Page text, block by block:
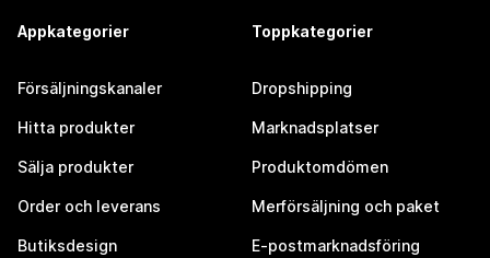
Appkategorier
Försäljningskanaler
Hitta produkter
Sälja produkter
Order och leverans
Butiksdesign
Toppkategorier
Dropshipping
Marknadsplatser
Produktomdömen
Merförsäljning och paket
E-postmarknadsföring